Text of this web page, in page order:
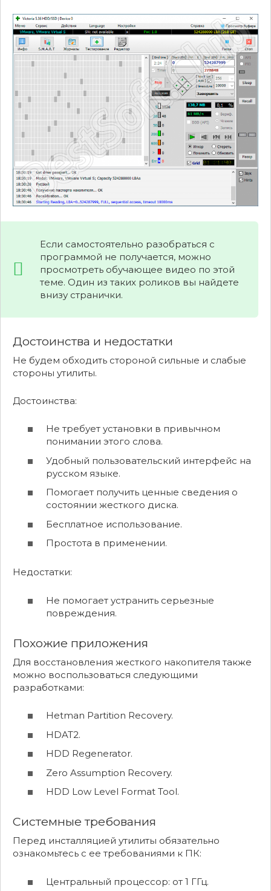
Если самостоятельно разобраться с
программой не получается, можно
просмотреть обучающее видео по этой
теме. Один из таких роликов вы найдете
внизу странички.
Достоинства и недостатки
Не будем обходить стороной сильные и слабые
стороны утилиты.
Достоинства:
Не требует установки в привычном
понимании этого слова.
Удобный пользовательский интерфейс на
русском языке.
Помогает получить ценные сведения о
состоянии жесткого диска.
Бесплатное использование.
Простота в применении.
Недостатки:
Не помогает устранить серьезные
повреждения.
Похожие приложения
Для восстановления жесткого накопителя также
можно воспользоваться следующими
разработками:
Hetman Partition Recovery.
HDAT2.
HDD Regenerator.
Zero Assumption Recovery.
HDD Low Level Format Tool.
Системные требования
Перед инсталляцией утилиты обязательно
ознакомьтесь с ее требованиями к ПК:
Центральный процессор: от 1 ГГц.